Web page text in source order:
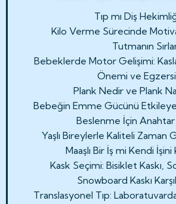
Tıp mı Diş
Kilo Verme Sürecinde
Tutmanın
Bebeklerde Motor Gelişimi:
Önemi ve
Plank Nedir ve Plank
Bebeğin Emme Gücünü
Beslenme İçin
Yaşlı Bireylerle Kaliteli Zaman
Maaşlı Bir İş mi Kendi İşini
Kask Seçimi: Bisiklet Kaskı,
Snowboard Kaskı
Translasyonel Tıp: